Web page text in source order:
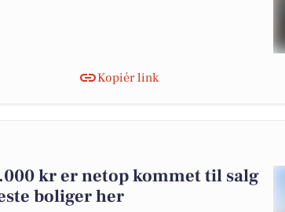
Kopiér link
kr er netop kommet til salg
boliger her